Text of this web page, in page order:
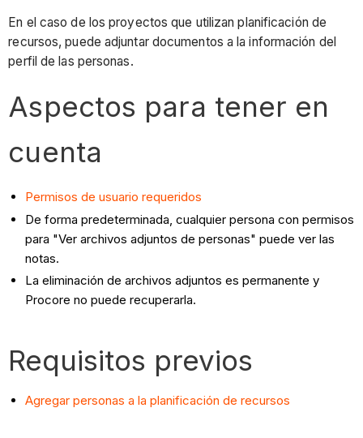
En el caso de los proyectos que utilizan planificación de
recursos, puede adjuntar documentos a la información del
perfil de las personas.
Aspectos para tener en
cuenta
Permisos de usuario requeridos
De forma predeterminada, cualquier persona con permisos
para "Ver archivos adjuntos de personas" puede ver las
notas.
La eliminación de archivos adjuntos es permanente y
Procore no puede recuperarla.
Requisitos previos
Agregar personas a la planificación de recursos